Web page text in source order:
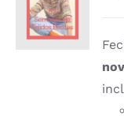
CARRITO
/
DETALLES